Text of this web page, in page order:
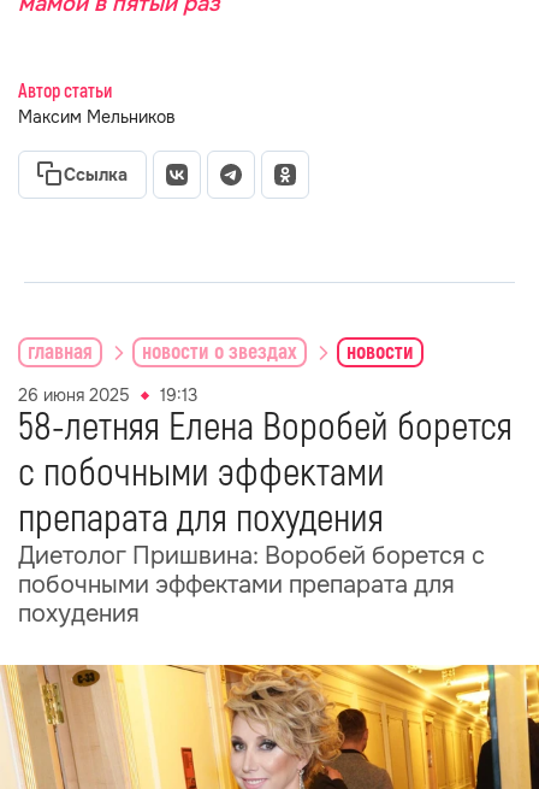
Автор статьи
Максим Мельников
Ссылка
главная новости о звездах новости
26 июня 2025 19:13
58-летняя Елена Воробей борется
с побочными эффектами
препарата для похудения
Диетолог Пришвина: Воробей борется с
побочными эффектами препарата для
похудения